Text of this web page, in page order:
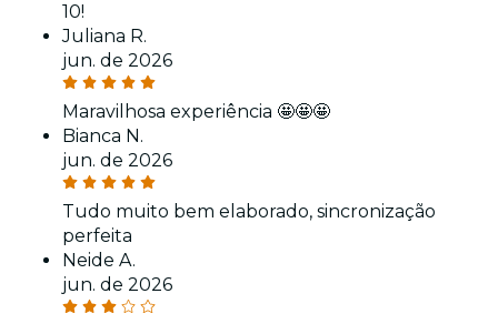
10!
Juliana R.
jun. de 2026
Maravilhosa experiência 🤩🤩🤩
Bianca N.
jun. de 2026
Tudo muito bem elaborado, sincronização
perfeita
Neide A.
jun. de 2026